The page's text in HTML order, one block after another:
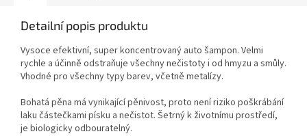
Detailní popis produktu
Vysoce efektivní, super koncentrovaný auto šampon. Velmi
rychle a účinně odstraňuje všechny nečistoty i od hmyzu a smůly.
Vhodné pro všechny typy barev, včetně metalízy.
Bohatá pěna má vynikající pěnivost, proto není riziko poškrábání
laku částečkami písku a nečistot. Šetrný k životnímu prostředí,
je biologicky odbouratelný.